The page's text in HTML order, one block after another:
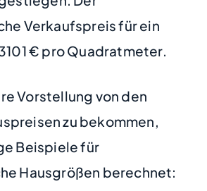
Verkaufspreis für ein
€ pro Quadratmeter.
Vorstellung von den
zu bekommen,
Beispiele für
Hausgrößen berechnet: